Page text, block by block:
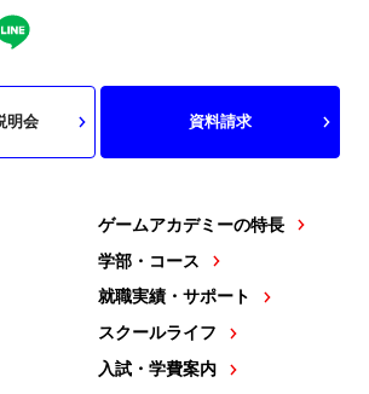
ゲームアカデミーの特長
学部・コース
就職実績・サポート
スクールライフ
入試・学費案内
明会 資料請求